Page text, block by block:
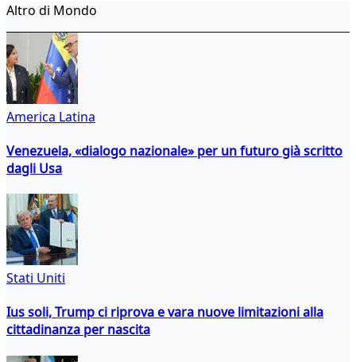
Altro di Mondo
America Latina
Venezuela, «dialogo nazionale» per un futuro già scritto
dagli Usa
Stati Uniti
Ius soli, Trump ci riprova e vara nuove limitazioni alla
cittadinanza per nascita